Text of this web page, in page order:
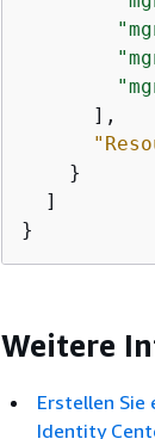
      ],
    }
  ]
}
Weitere
Erstellen
Identity